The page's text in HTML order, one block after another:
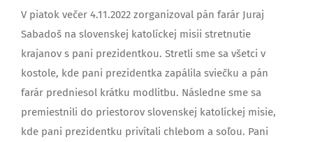
V piatok večer 4.11.2022 zorganizoval pán farár Juraj
Sabadoš na slovenskej katolíckej misii stretnutie
krajanov s pani prezidentkou. Stretli sme sa všetci v
kostole, kde pani prezidentka zapálila sviečku a pán
farár predniesol krátku modlitbu. Následne sme sa
premiestnili do priestorov slovenskej katolíckej misie,
kde pani prezidentku privítali chlebom a soľou. Pani